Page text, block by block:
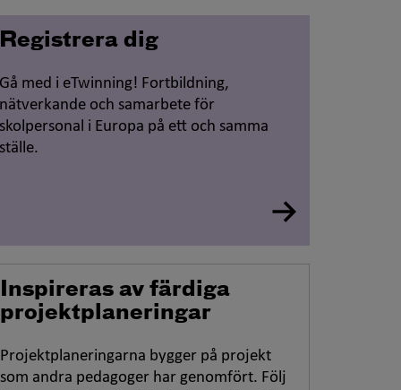
Registrera dig
Gå med i eTwinning! Fortbildning,
nätverkande och samarbete för
skolpersonal i Europa på ett och samma
ställe.
Inspireras av färdiga
projektplaneringar
Projektplaneringarna bygger på projekt
som andra pedagoger har genomfört. Följ